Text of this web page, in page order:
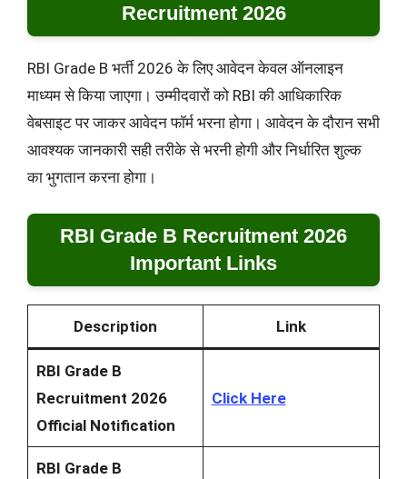
Recruitment 2026
RBI Grade B भर्ती 2026 के लिए आवेदन केवल ऑनलाइन
माध्यम से किया जाएगा। उम्मीदवारों को RBI की आधिकारिक
वेबसाइट पर जाकर आवेदन फॉर्म भरना होगा। आवेदन के दौरान सभी
आवश्यक जानकारी सही तरीके से भरनी होगी और निर्धारित शुल्क
का भुगतान करना होगा।
RBI Grade B Recruitment 2026
Important Links
Description Link
RBI Grade B
Recruitment 2026
Official Notification
Click Here
RBI Grade B